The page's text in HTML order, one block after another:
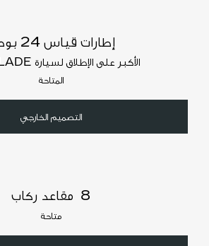
إطارات قياس 24 بوصة
الأكبر على الإطلاق لسيارة ESCALADE
المتاحة
التصميم الخارجي
8 مقاعد ركاب
متاحة